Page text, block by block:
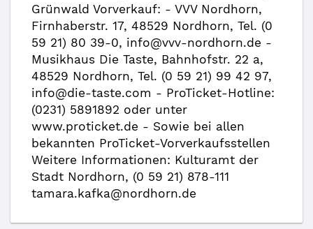
Grünwald Vorverkauf: - VVV Nordhorn,
Firnhaberstr. 17, 48529 Nordhorn, Tel. (0
59 21) 80 39-0, info@vvv-nordhorn.de -
Musikhaus Die Taste, Bahnhofstr. 22 a,
48529 Nordhorn, Tel. (0 59 21) 99 42 97,
info@die-taste.com - ProTicket-Hotline:
(0231) 5891892 oder unter
www.proticket.de - Sowie bei allen
bekannten ProTicket-Vorverkaufsstellen
Weitere Informationen: Kulturamt der
Stadt Nordhorn, (0 59 21) 878-111
tamara.kafka@nordhorn.de